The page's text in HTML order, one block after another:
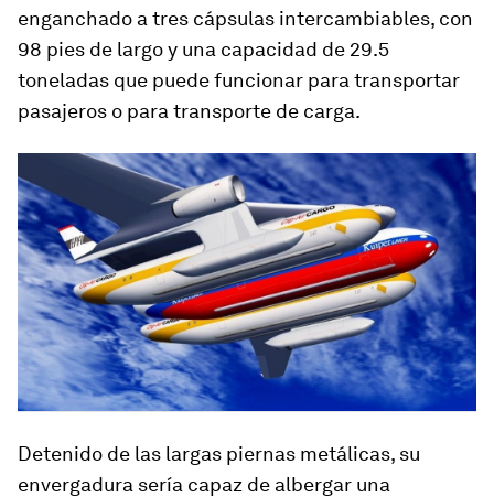
enganchado a tres cápsulas intercambiables, con
98 pies de largo y una capacidad de 29.5
toneladas que puede funcionar para transportar
pasajeros o para transporte de carga.
Detenido de las largas piernas metálicas, su
envergadura sería capaz de albergar una